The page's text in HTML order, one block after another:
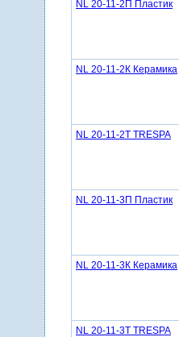
NL 20-11-2П Пластик
NL 20-11-2К Керамика
NL 20-11-2Т TRESPA
NL 20-11-3П Пластик
NL 20-11-3К Керамика
NL 20-11-3Т TRESPA